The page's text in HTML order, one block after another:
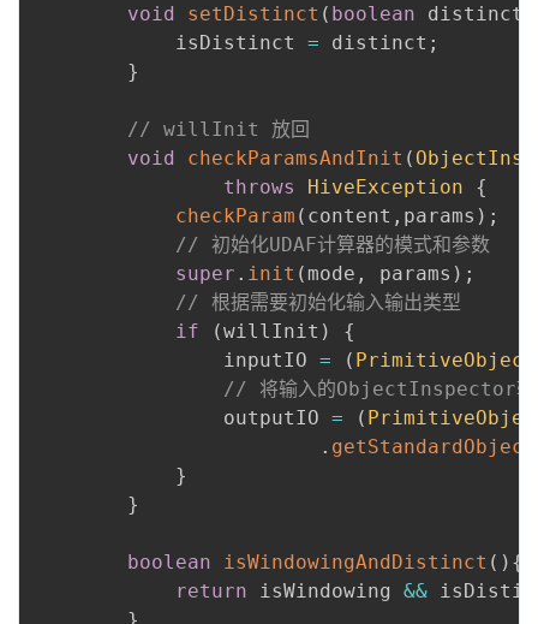
void setDistinct ( boolean distinct
            isDistinct
= distinct ;
}
// willInit 放回
void
checkParamsAndInit (
throws
HiveException
{
checkParam ( content , params ) ;
// 初始化UDAF计算器的模式和参数
super . init ( mode , params ) ;
// 根据需要初始化输入输出类型
if
(willInit )
{
                inputIO
= (
// 将输入的ObjectInspector转
                outputIO
= (
.
}
}
boolean isWindowingAndDistinct ( ) {
return isWindowing &&